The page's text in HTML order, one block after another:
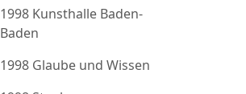
1998 Kunsthalle Baden-
Baden
1998 Glaube und Wissen